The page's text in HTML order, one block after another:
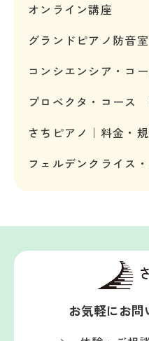
オンライン講座
グランドピアノ防音
コンシエンシア・
プロベクタ・コー
さちピアノ｜料金・規
フェルデンクライス
お気軽にお